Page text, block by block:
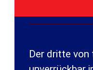
Der dritte